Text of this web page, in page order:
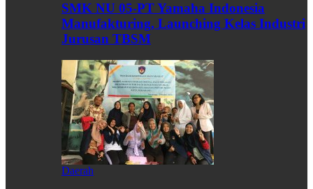
SMK NU 05-PT Yamaha Indonesia
Manufakturing, Launching Kelas Industri
Jurusan TBSM
Daerah